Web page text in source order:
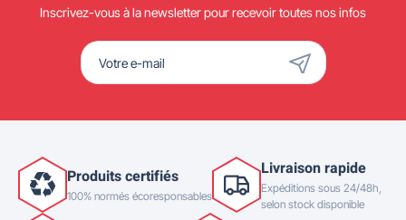
Inscrivez-vous à la newsletter pour recevoir toutes nos infos
Produits certifiés
100% normés écoresponsables
Livraison rapide
Expéditions sous 24/48h,
selon stock disponible